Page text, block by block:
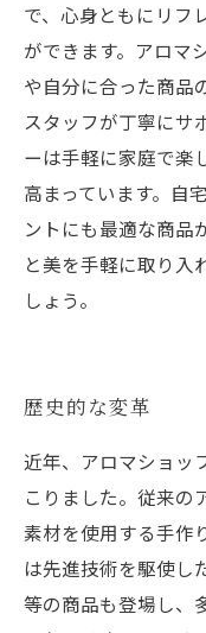
で、心身ともにリフ
ができます。アロマ
や自分に合った商品
スタッフが丁寧にサ
ーは手軽に家庭で楽
高まっています。自
ントにも最適な商品
と美を手軽に取り入
しょう。
歴史的な変革
近年、アロマショッ
こりました。従来の
素材を使用する手作
は先進技術を駆使し
等の商品も登場し、